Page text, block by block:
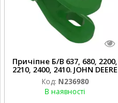
Причіпне Б/В 637, 680, 2200,
2210, 2400, 2410. JOHN DEERE
Код: N236980
В наявності